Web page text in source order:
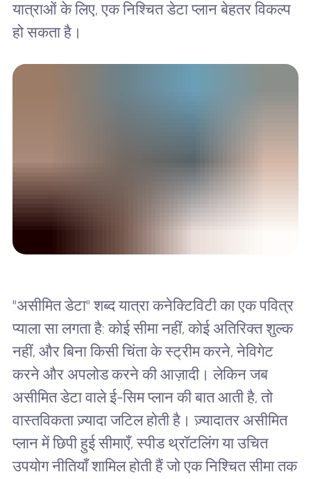
यात्राओं के लिए, एक निश्चित डेटा प्लान बेहतर विकल्प
हो सकता है।
"असीमित डेटा" शब्द यात्रा कनेक्टिविटी का एक पवित्र
प्याला सा लगता है: कोई सीमा नहीं, कोई अतिरिक्त शुल्क
नहीं, और बिना किसी चिंता के स्ट्रीम करने, नेविगेट
करने और अपलोड करने की आज़ादी। लेकिन जब
असीमित डेटा वाले ई-सिम प्लान की बात आती है, तो
वास्तविकता ज़्यादा जटिल होती है। ज़्यादातर असीमित
प्लान में छिपी हुई सीमाएँ, स्पीड थ्रॉटलिंग या उचित
उपयोग नीतियाँ शामिल होती हैं जो एक निश्चित सीमा तक